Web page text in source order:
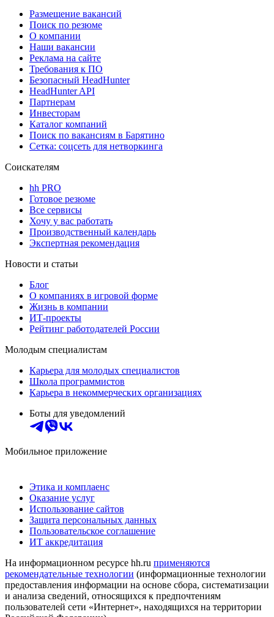
Размещение вакансий
Поиск по резюме
О компании
Наши вакансии
Реклама на сайте
Требования к ПО
Безопасный HeadHunter
HeadHunter API
Партнерам
Инвесторам
Каталог компаний
Поиск по вакансиям в Барятино
Сетка: соцсеть для нетворкинга
Соискателям
hh PRO
Готовое резюме
Все сервисы
Хочу у вас работать
Производственный календарь
Экспертная рекомендация
Новости и статьи
Блог
О компаниях в игровой форме
Жизнь в компании
ИТ-проекты
Рейтинг работодателей России
Молодым специалистам
Карьера для молодых специалистов
Школа программистов
Карьера в некоммерческих организациях
Боты для уведомлений
Мобильное приложение
Этика и комплаенс
Оказание услуг
Использование сайтов
Защита персональных данных
Пользовательское соглашение
ИТ аккредитация
На информационном ресурсе hh.ru применяются
рекомендательные технологии (информационные технологии
предоставления информации на основе сбора, систематизации
и анализа сведений, относящихся к предпочтениям
пользователей сети «Интернет», находящихся на территории